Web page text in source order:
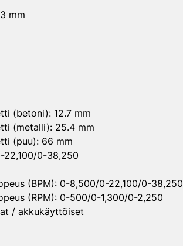
mm
(betoni): 12.7 mm
(metalli): 25.4 mm
(puu): 66 mm
22,100/0-38,250
(BPM): 0-8,500/0-22,100/0-38,250
(RPM): 0-500/0-1,300/0-2,250
/ akkukäyttöiset